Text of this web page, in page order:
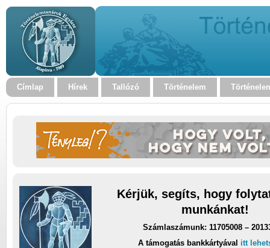
Címlap Hírek Tallózó Történelem
Kérjük, segíts, hogy
munkánkat!
Számlaszámunk: 11705008 –
A támogatás bankkártyával itt